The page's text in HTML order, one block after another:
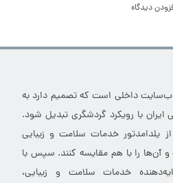
دیدگاه
وب‌سایت داخلی است که تصمیم دارد به
با رویکرد گردشگری تبدیل شود.
از یلدامدتور خدمات سلامت و زیبایی
آن‌ها را با هم مقایسه کنند. سپس با
خدمات سلامت و زیبایی،